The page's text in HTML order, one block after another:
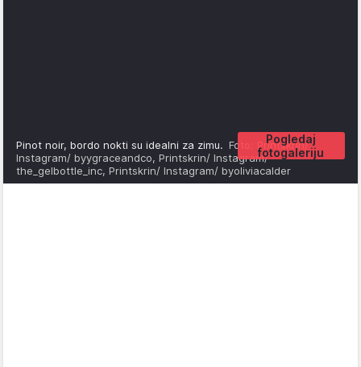
Pogledaj
fotogaleriju
Pinot noir, bordo nokti su idealni za zimu. Foto: Printskrin/
Instagram/ byygraceandco, Printskrin/ Instagram/
the_gelbottle_inc, Printskrin/ Instagram/ byoliviacalder